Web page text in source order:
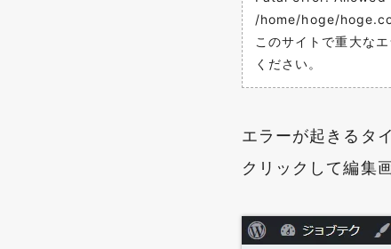
/home/hoge/
このサイトで重大な
ください。
エラーが起きるタ
クリックして編集